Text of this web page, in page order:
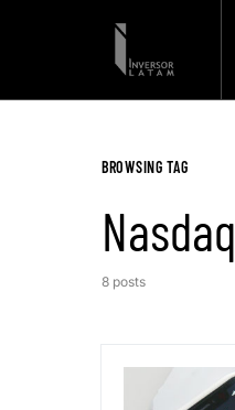
BROWSING TAG
Nasdaq
8 posts